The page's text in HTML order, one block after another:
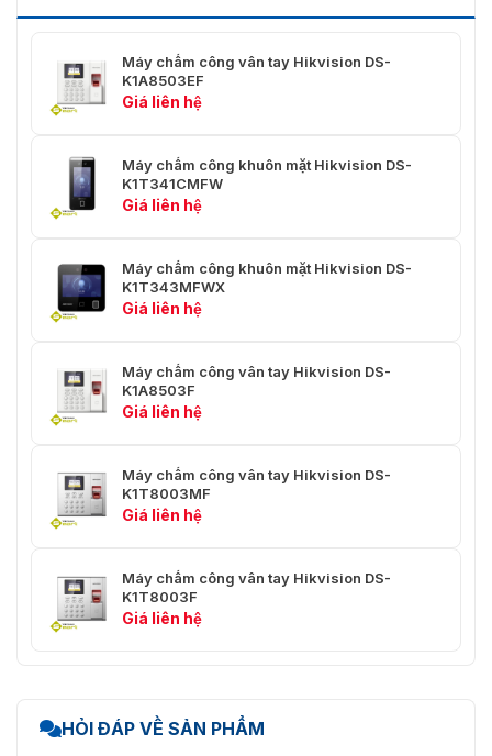
dạng vân tay
＜ 1 giây
Thông tin chung
Chỉ báo Đỏ/xanh lá
Nguồn điện
+131 ° F)
Độ ẩm
Màu sắc
chọn )
Kích thước
Hướng dẫn lắp đặt Lắp đặt bề mặt
Máy chấm công vân tay Hikvision DS-
K1A8503EF
Giá liên hệ
Máy chấm công khuôn mặt Hikvision DS-
K1T341CMFW
Giá liên hệ
Máy chấm công khuôn mặt Hikvision DS-
K1T343MFWX
Giá liên hệ
Máy chấm công vân tay Hikvision DS-
K1A8503F
Giá liên hệ
Máy chấm công vân tay Hikvision DS-
K1T8003MF
Giá liên hệ
Máy chấm công vân tay Hikvision DS-
K1T8003F
Giá liên hệ
HỎI ĐÁP VỀ SẢN PHẨM